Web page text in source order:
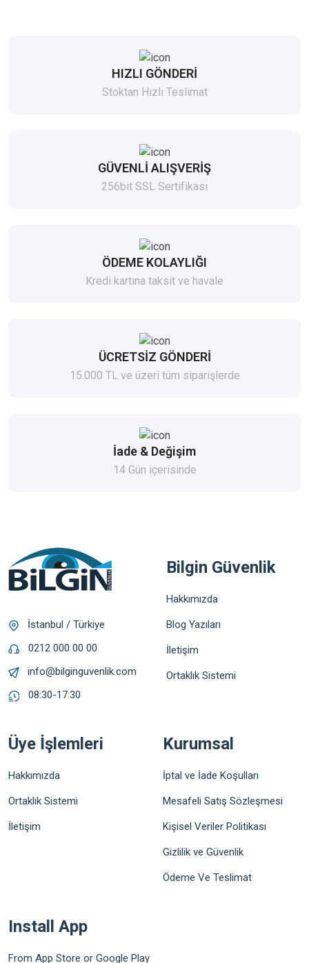
HIZLI GÖNDERİ
Stoktan Hızlı Teslimat
GÜVENLİ ALIŞVERİŞ
256bit SSL Sertifikası
ÖDEME KOLAYLIĞI
Kredi kartına taksit ve havale
ÜCRETSİZ GÖNDERİ
15.000 TL ve üzeri tüm siparişlerde
İade & Değişim
14 Gün içerisinde
İstanbul / Türkiye
0212 000 00 00
info@bilginguvenlik.com
08:30-17:30
Bilgin Güvenlik
Hakkımızda
Blog Yazıları
İletişim
Ortaklık Sistemi
Üye İşlemleri
Hakkımızda
Ortaklık Sistemi
İletişim
Kurumsal
İptal ve İade Koşulları
Mesafeli Satış Sözleşmesi
Kişisel Veriler Politikası
Gizlilik ve Güvenlik
Ödeme Ve Teslimat
Install App
From App Store or Google Play